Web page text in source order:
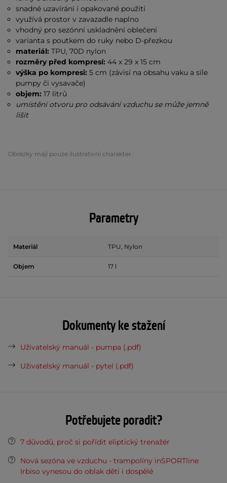
snadné uzavírání i opakované použití
využívá prostor v zavazadle naplno
vhodný pro sezónní uskladnění oblečení
varianta s poutkem do ruky nebo D-přezkou
materiál:TPU, 70D nylon
rozměry před kompresí:44 x 29 x 15 cm
výška po kompresi:5 cm (závisí na obsahu vaku a síle
pumpy či vysavače)
objem:17 litrů
umístění otvoru pro odsávání vzduchu se může jemně
lišit
Obrázky mají pouze ilustrativní charakter.
Parametry
Materiál TPU, Nylon
Objem 17 l
Dokumenty ke stažení
Uživatelský manuál - pumpa (.pdf)
Uživatelský manuál - pytel (.pdf)
Potřebujete poradit?
7 důvodů, proč si pořídit eliptický trenažér
Nová sezóna ve vzduchu - trampolíny inSPORTline
Irbiso vynesou do oblak děti i dospělé